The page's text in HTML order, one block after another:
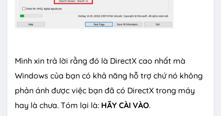
Mình xin trả lời rằng đó là DirectX cao nhất mà
Windows của bạn có khả năng hỗ trợ chứ nó không
phản ánh được việc bạn đã có DirectX trong máy
hay là chưa. Tóm lại là: HÃY CÀI VÀO.